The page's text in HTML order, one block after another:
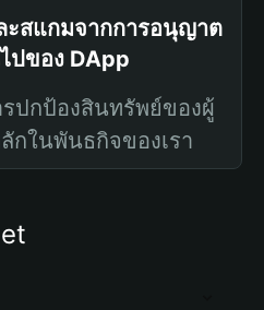
ะสแกมจากการอนุญาต
ปของ DApp
ปกป้องสินทรัพย์ของผู้
กในพันธกิจของเรา